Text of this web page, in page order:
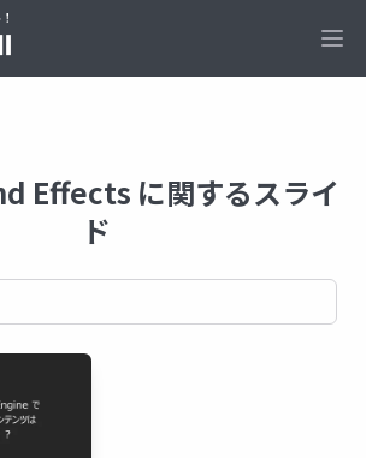
Effects に関するスライ
ド